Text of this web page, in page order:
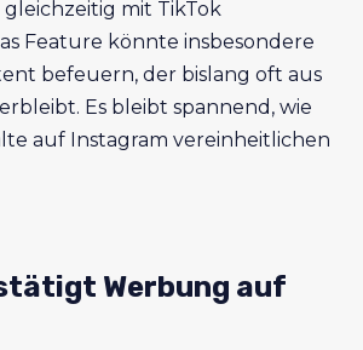
mit TikTok
Feature könnte insbesondere
befeuern, der bislang oft aus
Es bleibt spannend, wie
auf Instagram vereinheitlichen
Werbung auf